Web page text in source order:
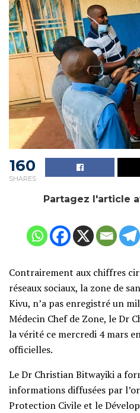
160
SHARES
Partagez l'article
Contrairement aux chiffres
réseaux sociaux, la zone de
Kivu, n’a pas enregistré un
Médecin Chef de Zone, le Dr
la vérité ce mercredi 4 mars
officielles.
Le Dr Christian Bitwayiki a
informations diffusées par
Protection Civile et le